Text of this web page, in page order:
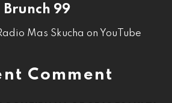
Brunch 99
Mas Skucha on YouTube
Comment